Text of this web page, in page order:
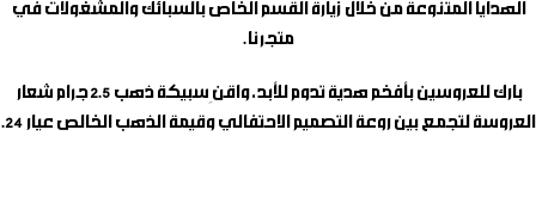
الهدايا المتنوعة من خلال زيارة القسم الخاص بالسبائك والمشغولات في
متجرنا.
بارك للعروسين بأفخم هدية تدوم للأبد، واقنِ
سبيكة ذهب 2.5 جرام شعار
العروسة لتجمع بين روعة التصميم الاحتفالي وقيمة الذهب الخالص عيار 24.